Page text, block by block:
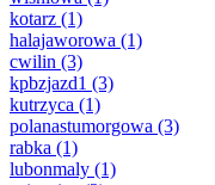
kotarz (1)
halajaworowa (1)
cwilin (3)
kpbzjazd1 (3)
kutrzyca (1)
polanastumorgowa (3)
rabka (1)
lubonmaly (1)